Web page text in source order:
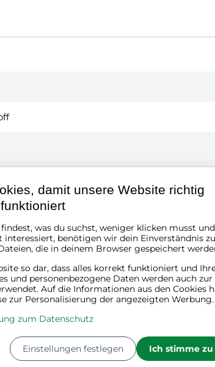
damit unsere Website richtig
funktioniert
was du suchst, weniger klicken musst und
benötigen wir dein Einverständnis
die in deinem Browser gespeichert
so dar, dass alles korrekt funktioniert und
und personenbezogene Daten werden auch zur
Auf die Informationen aus den Cookies
zur Personalisierung der angezeigten Werbung.
zum Datenschutz
Einstellungen festlegen Ich stimme zu